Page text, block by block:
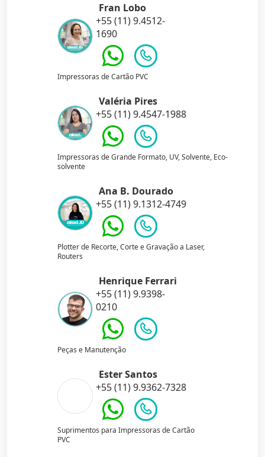
Fran Lobo
+55 (11) 9.4512-
1690
Impressoras de Cartão PVC
Valéria Pires
+55 (11) 9.4547-1988
Impressoras de Grande Formato, UV, Solvente, Eco-
solvente
Ana B. Dourado
+55 (11) 9.1312-4749
Plotter de Recorte, Corte e Gravação a Laser,
Routers
Henrique Ferrari
+55 (11) 9.9398-
0210
Peças e Manutenção
Ester Santos
+55 (11) 9.9362-7328
Suprimentos para Impressoras de Cartão
PVC